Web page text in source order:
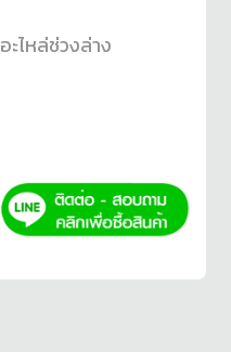
อะไหล่ช่วงล่าง